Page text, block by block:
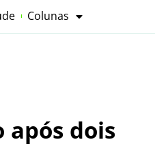
Colunas
após dois